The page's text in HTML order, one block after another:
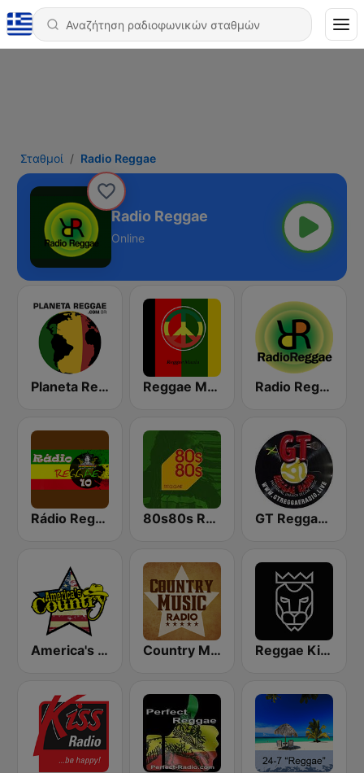
Σταθμοί Radio Reggae
Radio Reggae
Online
Planeta Reggae Reggae Mania Radio Reggae
Rádio Reggae 10 80s80s Reggae GT Reggae Radio
America's Country Country Music Radio - Classic Country Reggae King Radio